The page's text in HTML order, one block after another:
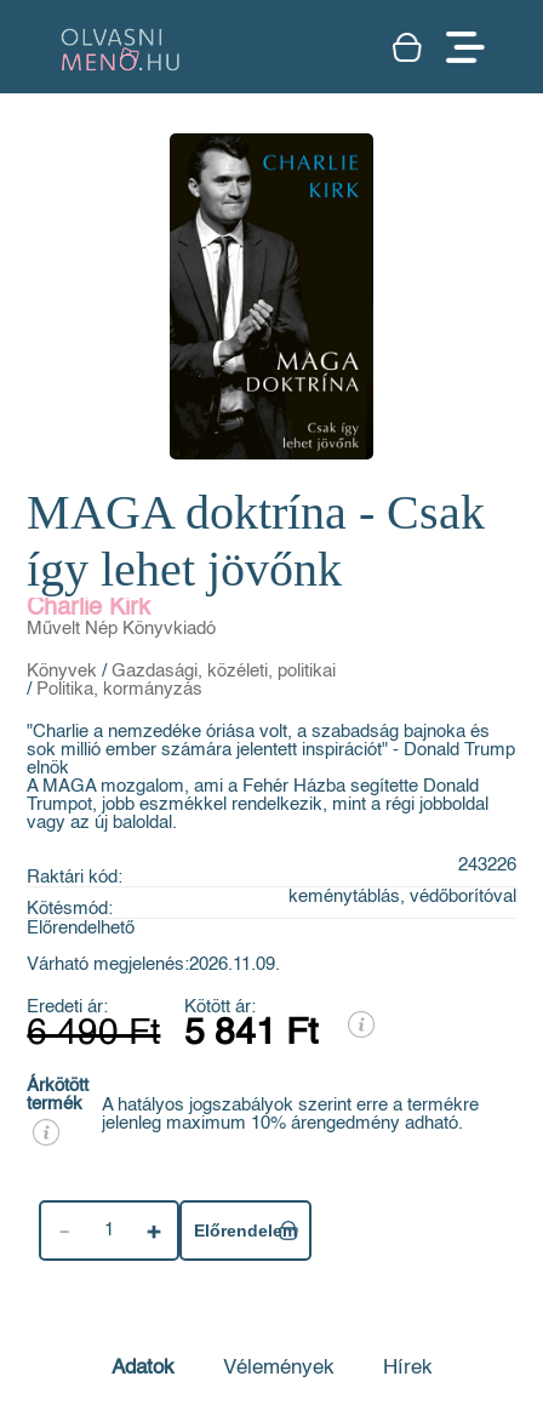
MAGA doktrína - Csak
így lehet jövőnk
Charlie Kirk
Művelt Nép Könyvkiadó
Könyvek / Gazdasági, közéleti, politikai
/ Politika, kormányzás
"Charlie a nemzedéke óriása volt, a szabadság bajnoka és
sok millió ember számára jelentett inspirációt" - Donald Trump
elnök
A MAGA mozgalom, ami a Fehér Házba segítette Donald
Trumpot, jobb eszmékkel rendelkezik, mint a régi jobboldal
vagy az új baloldal.
Raktári kód:
243226
Kötésmód:
keménytáblás, védőborítóval
Előrendelhető
Várható megjelenés:2026.11.09.
Eredeti ár:
6 490 Ft
Kötött ár:
5 841 Ft
Árkötött
termék
A hatályos jogszabályok szerint erre a termékre
jelenleg maximum 10% árengedmény adható.
1 Előrendelem
Adatok Vélemények Hírek